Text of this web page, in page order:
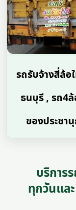
รถรับจ้างสี่ล้
ธนบุรี , รถ4
ของประชา
บริการ
ทุกวันแล